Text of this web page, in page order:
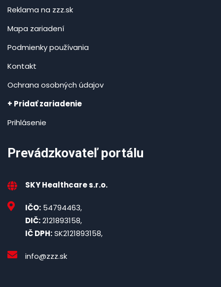
Reklama na zzz.sk
Mapa zariadení
Podmienky používania
Kontakt
Ochrana osobných údajov
+ Pridať zariadenie
Prihlásenie
Prevádzkovateľ portálu
SKY Healthcare s.r.o.
IČO: 54794463,
DIČ:2121893158,
IČ DPH:SK2121893158,
info@zzz.sk